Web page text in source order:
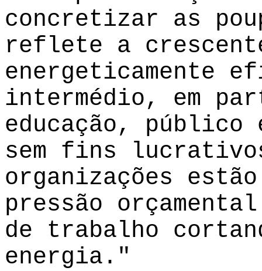
concretizar as
reflete a
energeticamente
intermédio, em
educação,
sem fins
organizações
pressão
de trabalho
energia."